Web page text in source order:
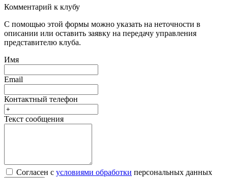
Комментарий к клубу
С помощью этой формы можно указать на неточности в
описании или оставить заявку на передачу управления
представителю клуба.
Имя
Email
Контактный телефон
Текст сообщения
Согласен с условиями обработки персональных данных